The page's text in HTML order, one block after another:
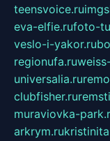
teensvoice.ru
eva-elfie.rufoto-
veslo-i-yakor.ru
regionufa.ru
universalia.ru
clubfisher.ru
muraviovka-
arkrym.ru